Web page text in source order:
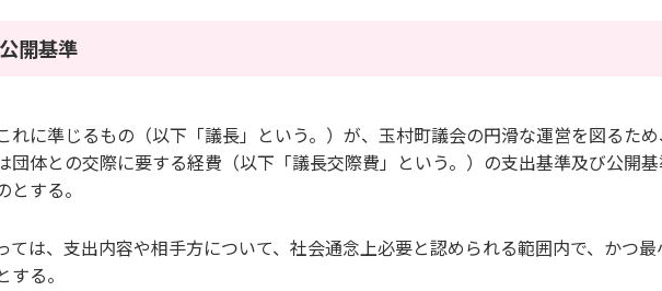
開基準
に準じるもの（以下「議長」という。）が、玉村町議会の円滑な運営を図るた
団体との交際に要する経費（以下「議長交際費」という。）の支出基準及び公開
する。
は、支出内容や相手方について、社会通念上必要と認められる範囲内で、かつ
る。